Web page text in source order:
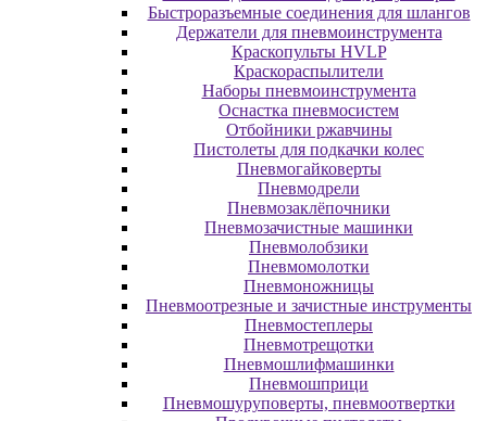
Быстроразъемные соединения для шлангов
Держатели для пневмоинструмента
Краскопульты HVLP
Краскораспылители
Наборы пневмоинструмента
Оснастка пневмосистем
Отбойники ржавчины
Пистолеты для подкачки колес
Пневмогайковерты
Пневмодрели
Пневмозаклёпочники
Пневмозачистные машинки
Пневмолобзики
Пневмомолотки
Пневмоножницы
Пневмоотрезные и зачистные инструменты
Пневмостеплеры
Пневмотрещотки
Пневмошлифмашинки
Пневмошприци
Пневмошуруповерты, пневмоотвертки